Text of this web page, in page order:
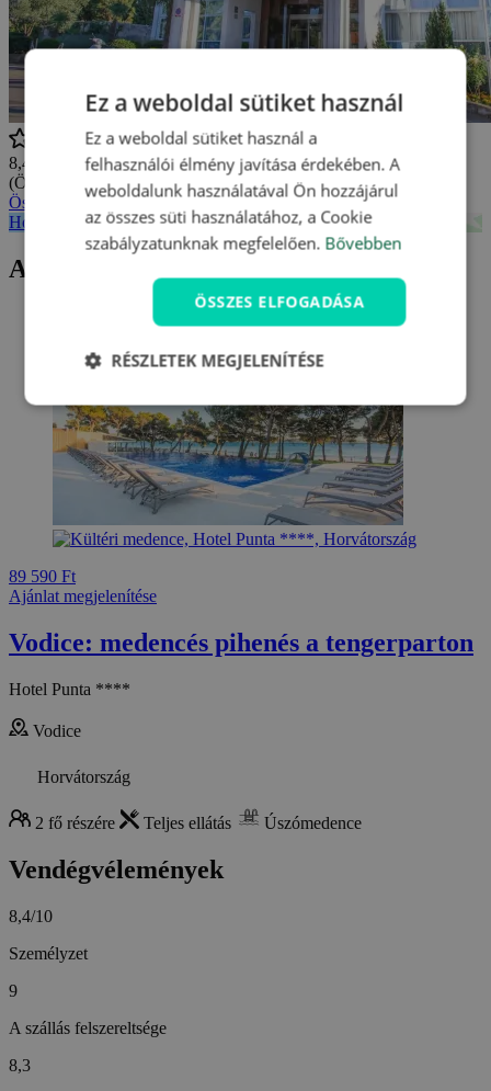
8,4/10
(Összesen
8 értékelés
Összes vélemény megtekintése
Hotel Punta **** - mapa
Aktuális ajánlatunk Hotel Punta ****
89 590 Ft
Ajánlat megjelenítése
Vodice: medencés pihenés a tengerparton
Hotel Punta ****
Vodice
Horvátország
2 fő részére Teljes ellátás Úszómedence
Vendégvélemények
8,4/10
Személyzet
9
A szállás felszereltsége
8,3
Ez a weboldal sütiket használ
Ez a weboldal sütiket használ a
felhasználói élmény javítása érdekében. A
weboldalunk használatával Ön hozzájárul
az összes süti használatához, a Cookie
szabályzatunknak megfelelően. Bővebben
ÖSSZES ELFOGADÁSA
RÉSZLETEK MEGJELENÍTÉSE